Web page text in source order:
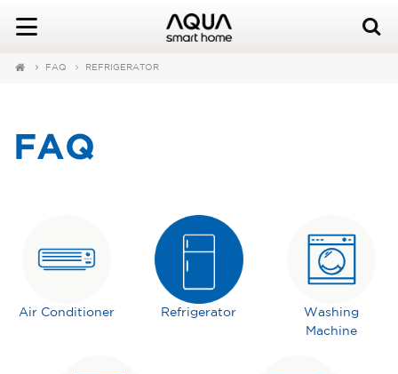
FAQ REFRIGERATOR
FAQ
Air Conditioner Refrigerator
Washing
Machine